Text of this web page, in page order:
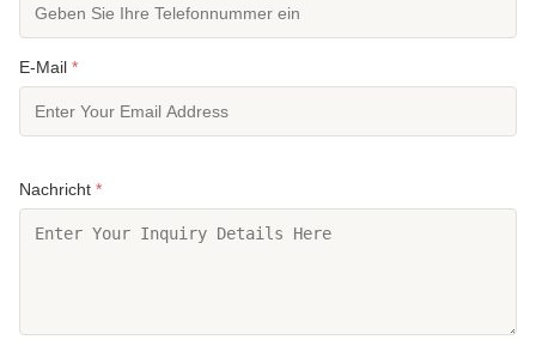
E-Mail *
Nachricht *